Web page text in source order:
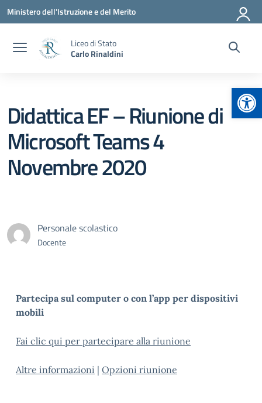
Vai ai contenuti
Vai al menu di navigazione
Vai al footer
Ministero dell'Istruzione e del Merito
Liceo di Stato
Carlo Rinaldini
Didattica EF – Riunione di
Microsoft Teams 4
Novembre 2020
Personale scolastico
Docente
Partecipa sul computer o con l’app per dispositivi
mobili
Fai clic qui per partecipare alla riunione
Altre informazioni | Opzioni riunione